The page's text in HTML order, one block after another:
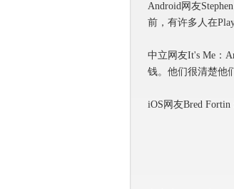
Android网友
前，有许多人在
中立网友It's Me：
钱。他们很清楚他
iOS网友Bred